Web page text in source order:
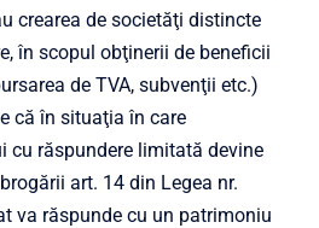
crearea de societăţi distincte
în scopul obţinerii de beneficii
de TVA, subvenţii etc.)
că în situaţia în care
cu răspundere limitată devine
art. 14 din Legea nr.
va răspunde cu un patrimoniu